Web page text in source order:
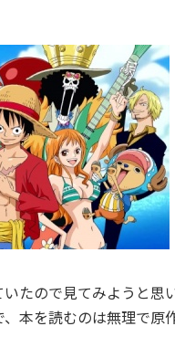
たので見てみようと思
本を読むのは無理で原